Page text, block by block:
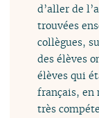
d’aller de
trouvées
collègues,
des élèves
élèves qui
français, en
très